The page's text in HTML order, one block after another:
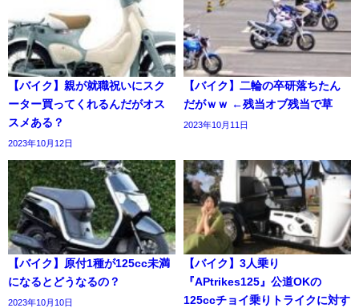
【バイク】親が就職祝いにスク
ーター買ってくれるんだがオス
スメある？
2023年10月12日
【バイク】二輪の卒研落ちたん
だがｗｗ ←残当オブ残当で草
2023年10月11日
【バイク】原付1種が125cc未満
になるとどうなるの？
2023年10月10日
【バイク】3人乗り
『APtrikes125』公道OKの
125ccチョイ乗りトライクに対す